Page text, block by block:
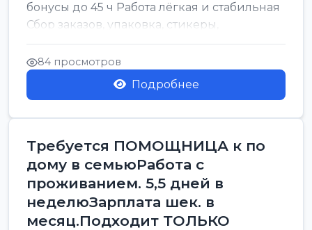
бонусы до 45 ч Работа лёгкая и стабильная
Сбор заказов, упаковка, стикеры,
сортировка Воскре...
84 просмотров
Подробнее
Требуется ПОМОЩНИЦА к по
дому в семьюРабота с
проживанием. 5,5 дней в
неделюЗарплата шек. в
месяц.Подходит ТОЛЬКО